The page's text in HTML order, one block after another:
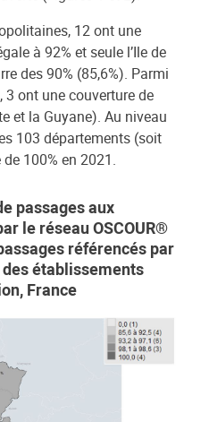
12 ont une
à 92% et seule l’Ile de
des 90% (85,6%). Parmi
ont une couverture de
et la Guyane). Au niveau
103 départements (soit
100% en 2021.
passages aux
le réseau OSCOUR®
référencés par
établissements
France